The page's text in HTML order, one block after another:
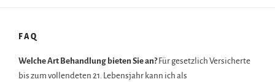
FAQ
Welche Art Behandlung bieten Sie an? Für gesetzlich Versicherte
bis zum vollendeten 21. Lebensjahr kann ich als